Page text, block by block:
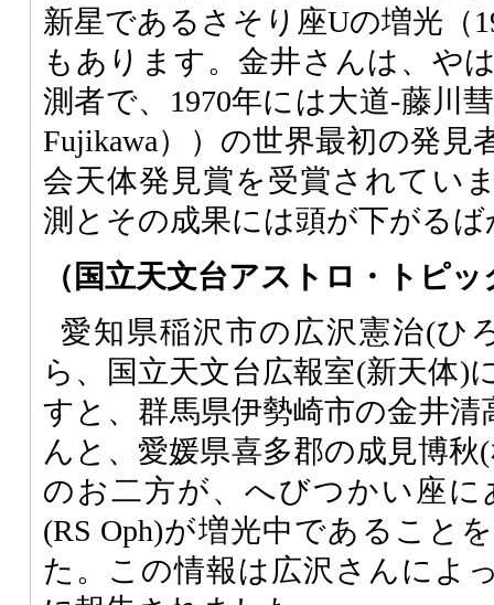
新星であるさそり座Uの増光（
もあります。金井さんは、や
測者で、1970年には大道-藤川
Fujikawa））の世界最初の発見
会天体発見賞を受賞されてい
測とその成果には頭が下がる
（国立天文台アストロ・トピ
愛知県稲沢市の広沢憲治(ひ
ら、国立天文台広報室(新天体)
すと、群馬県伊勢崎市の金井
んと、愛媛県喜多郡の成見博
のお二方が、へびつかい座に
(RS Oph)が増光中であること
た。この情報は広沢さんによ